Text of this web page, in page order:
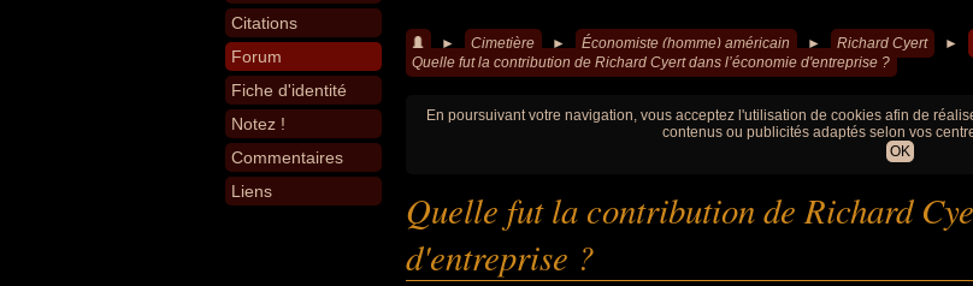
Citations
Forum
Fiche d'identité
Notez !
Commentaires
Liens
► Cimetière ► Économiste (homme) américain ► Richard Cyert ►
Quelle fut la contribution de Richard Cyert dans l’économie d'entreprise ?
En poursuivant votre navigation, vous acceptez l'utilisation de cookies afin de
contenus ou publicités adaptés selon vos
OK
Quelle fut la contribution de Richard
d'entreprise ?